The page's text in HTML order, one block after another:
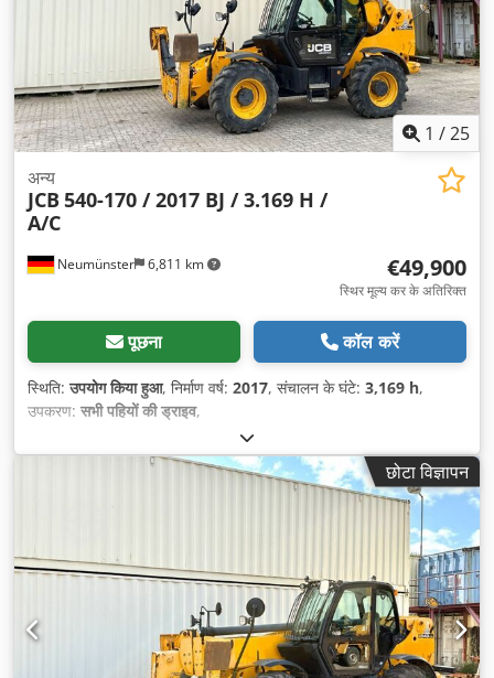
1 /25
Neumünster 6,811 km
अन्य
JCB 540-170 / 2017 BJ / 3.169 H /
A/C
€49,900
स्थिर मूल्य कर के अतिरिक्त
पूछना कॉल करें
स्थिति:उपयोग किया हुआ, निर्माण वर्ष: 2017, संचालन के घंटे: 3,169 h,
उपकरण: सभी पहियों की ड्राइव,
छोटा विज्ञापन